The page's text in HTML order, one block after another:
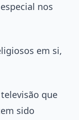
nos
em si,
que
sido